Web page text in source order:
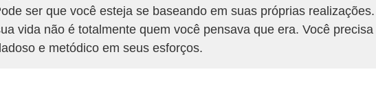
ser que você esteja se baseando em suas próprias realizações.
vida não é totalmente quem você pensava que era. Você precisa
e metódico em seus esforços.